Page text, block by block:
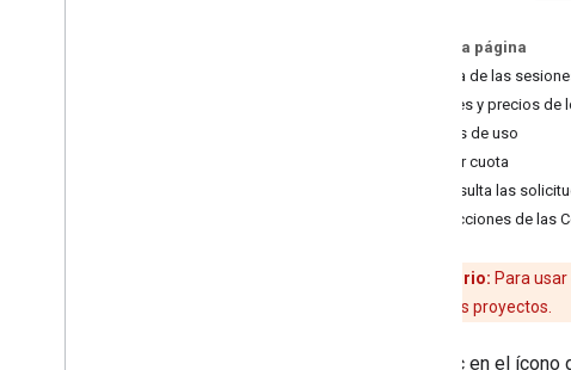
En esta página
Acerca de las
Detalles y precios de
Límites de uso
Ajustar cuota
Consulta las
Restricciones de las
Recordatorio: Para
cada uno de tus proyectos.
Haz clic en el ícono